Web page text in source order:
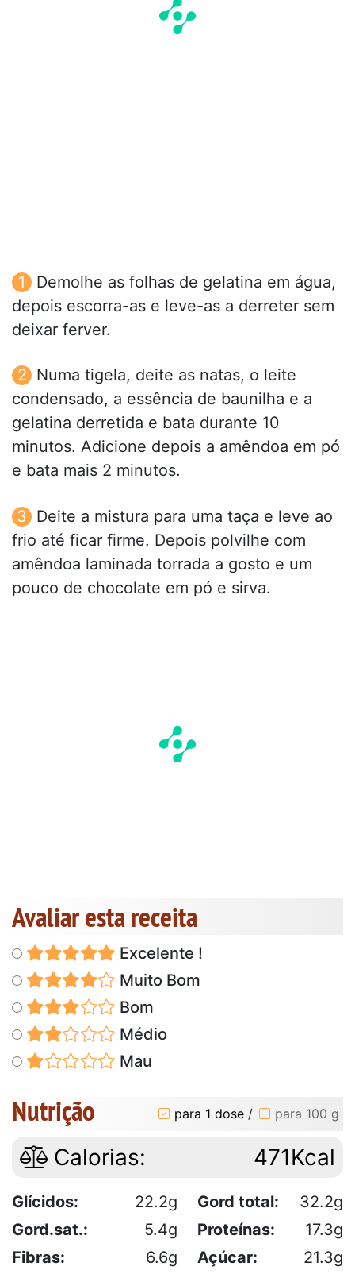
Demolhe as folhas de gelatina em água,
depois escorra-as e leve-as a derreter sem
deixar ferver.
Numa tigela, deite as natas, o leite
condensado, a essência de baunilha e a
gelatina derretida e bata durante 10
minutos. Adicione depois a amêndoa em pó
e bata mais 2 minutos.
Deite a mistura para uma taça e leve ao
frio até ficar firme. Depois polvilhe com
amêndoa laminada torrada a gosto e um
pouco de chocolate em pó e sirva.
Avaliar esta receita
Excelente !
Muito Bom
Bom
Médio
Mau
Nutrição para 1 dose / para 100 g
Calorias: 471Kcal
Glícidos: 22.2g Gord total:
32.2g
Gord.sat.:
5.4g Proteínas:
17.3g
Fibras:
6.6g Açúcar:
21.3g